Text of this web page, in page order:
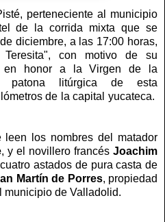
perteneciente al municipio
de la corrida mixta que se
diciembre, a las 17:00 horas,
con motivo de su
en honor a la Virgen de la
patona litúrgica de esta
de la capital yucateca.
los nombres del matador
, y el novillero francés Joachim
astados de pura casta de
Martín de Porres, propiedad
municipio de Valladolid.